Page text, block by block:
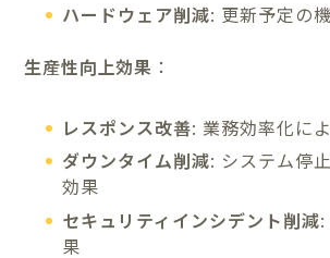
ハードウェア削減: 更新予定の
生産性向上効果 ：
レスポンス改善: 業務効率化に
ダウンタイム削減: システム停
効果
セキュリティインシデント削減
果